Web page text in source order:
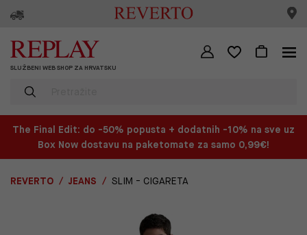
SLUŽBENI WEB SHOP ZA HRVATSKU
The Final Edit: do -50% popusta + dodatnih -10% na sve uz
Box Now dostavu na paketomate za samo 0,99€!
REVERTO JEANS SLIM - CIGARETA